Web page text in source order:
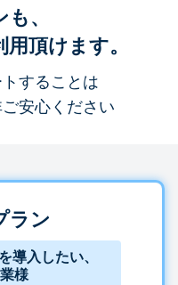
、
頂けます。
することは
安心ください
ラン
入したい、
様